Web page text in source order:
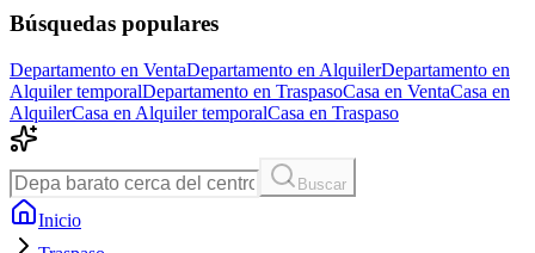
Búsquedas populares
Departamento en VentaDepartamento en AlquilerDepartamento en
Alquiler temporalDepartamento en TraspasoCasa en VentaCasa en
AlquilerCasa en Alquiler temporalCasa en Traspaso
Buscar
Inicio